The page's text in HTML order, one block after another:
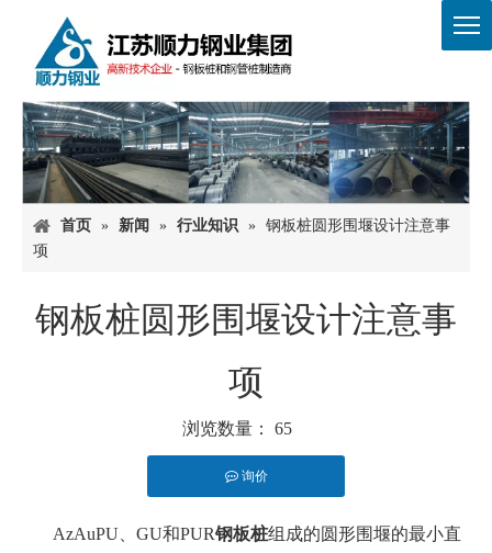
首页 » 新闻 » 行业知识 » 钢板桩圆形围堰设计注意事
项
钢板桩圆形围堰设计注意事
项
浏览数量： 65
询价
AzAuPU、GU和PUR钢板桩组成的圆形围堰的最小直